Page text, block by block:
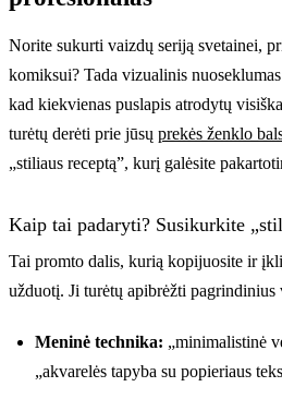
Norite sukurti vaizdų seriją svetainei,
komiksui? Tada vizualinis
kad kiekvienas puslapis atrodytų
turėtų derėti prie jūsų prekės ženklo
„stiliaus receptą”, kurį galėsite
Kaip tai padaryti? Susikurkite
Tai promto dalis, kurią kopijuosite ir
užduotį. Ji turėtų apibrėžti pagrindinius
Meninė technika: „minimalistinė
„akvarelės tapyba su popieriaus